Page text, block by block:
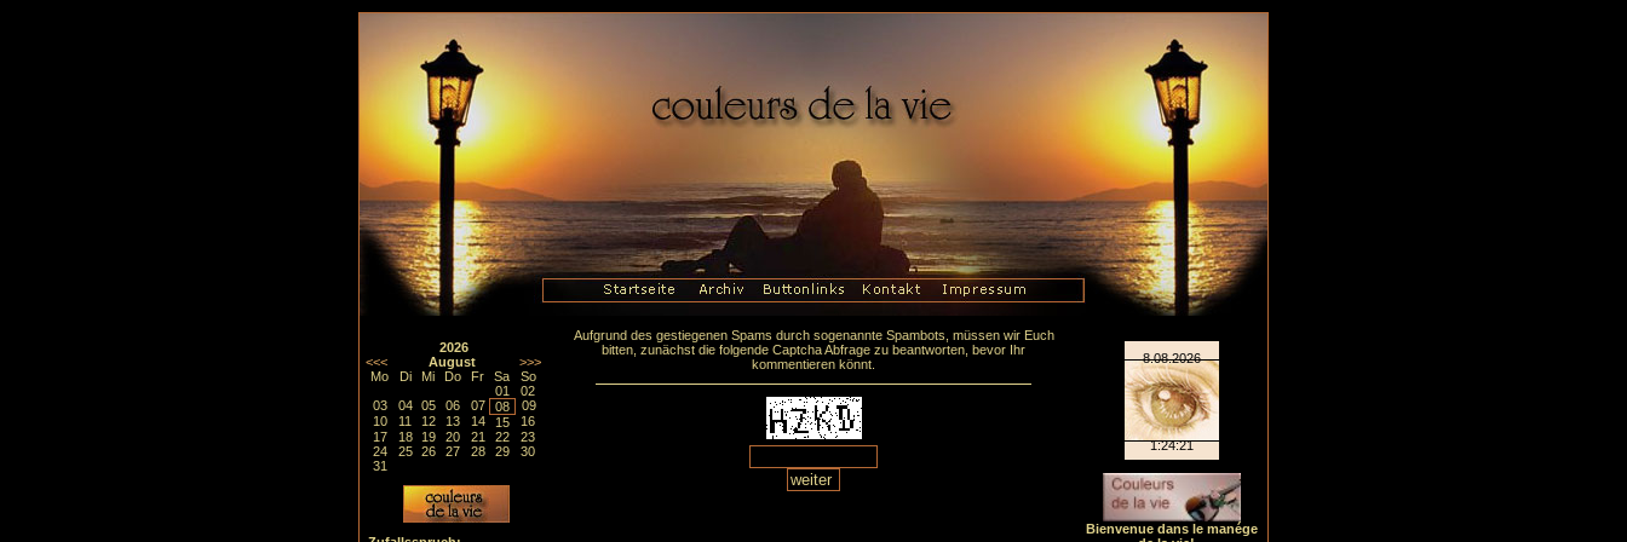
2026
<<<
August
>>>
Mo
Di Mi Do Fr Sa
So
01
02
03
04 05 06 07 08
09
10
11 12 13 14 15
16
17
18 19 20 21 22
23
24
25 26 27 28 29
30
31
Aufgrund des gestiegenen Spams durch sogenannte Spambots, müssen wir Euch
bitten, zunächst die folgende Captcha Abfrage zu beantworten, bevor Ihr
kommentieren könnt.
Bienvenue dans le manége